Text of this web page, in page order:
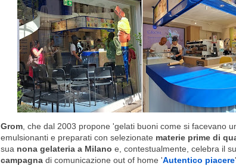
Grom, che dal 2003 propone 'gelati buoni come si facevano
emulsionanti e preparati con selezionate materie prime di
sua nona gelateria a Milano e, contestualmente, celebra il
campagna di comunicazione out of home 'Autentico piacere